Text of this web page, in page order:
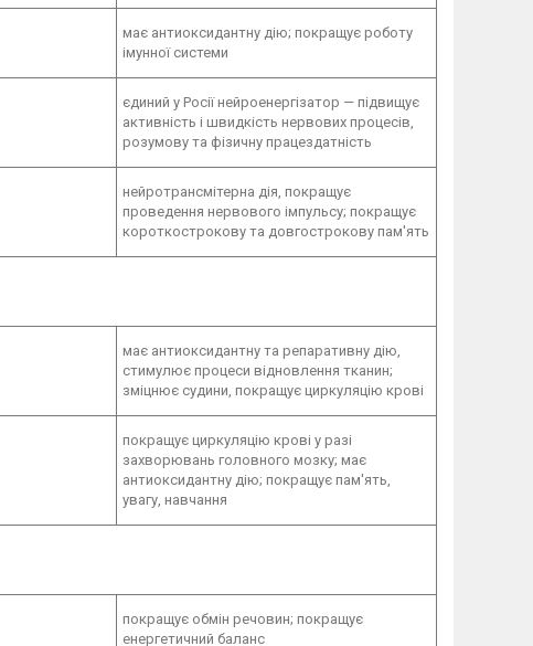
має антиоксидантну дію; покращує роботу
імунної системи
єдиний у Росії нейроенергізатор — підвищує
активність і швидкість нервових процесів,
розумову та фізичну працездатність
нейротрансмітерна дія, покращує
проведення нервового імпульсу; покращує
короткострокову та довгострокову пам'ять
має антиоксидантну та репаративну дію,
стимулює процеси відновлення тканин;
зміцнює судини, покращує циркуляцію крові
покращує циркуляцію крові у разі
захворювань головного мозку; має
антиоксидантну дію; покращує пам'ять,
увагу, навчання
покращує обмін речовин; покращує
енергетичний баланс